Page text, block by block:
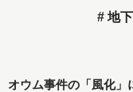
地
オウム事件の「風化」